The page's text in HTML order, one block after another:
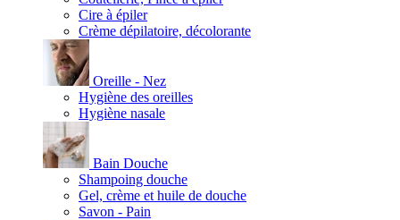
Cire à épiler
Crème dépilatoire, décolorante
Oreille - Nez
Hygiène des oreilles
Hygiène nasale
Bain Douche
Shampoing douche
Gel, crème et huile de douche
Savon - Pain